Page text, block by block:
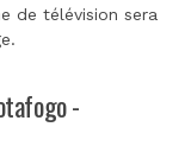
de télévision sera
-